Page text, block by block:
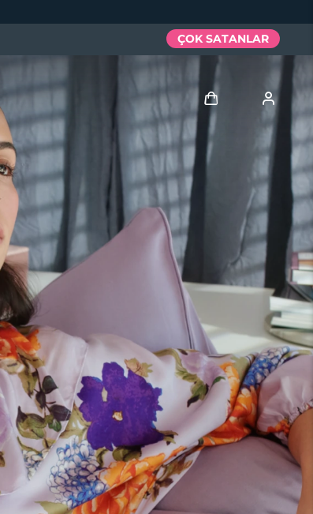
ÇOK SATANLAR
Giriş
Kullanici profi̇li̇
Cihazlarım
Siparişlerim
Adresim
Aboneliklerim